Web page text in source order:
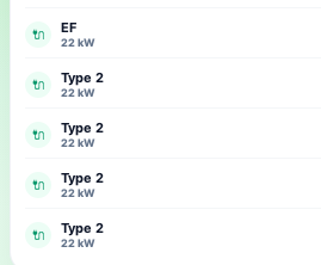
🔌 EF
22 kW
🔌 Type 2
22 kW
🔌 Type 2
22 kW
🔌 Type 2
22 kW
🔌 Type 2
22 kW